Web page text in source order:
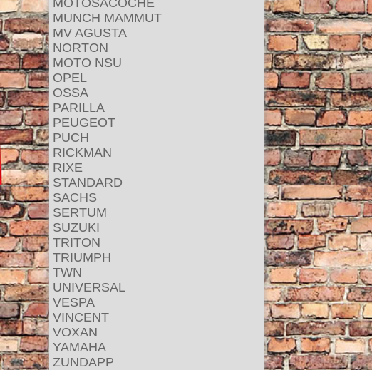
MOTOSACOCHE
MUNCH MAMMUT
MV AGUSTA
NORTON
MOTO NSU
OPEL
OSSA
PARILLA
PEUGEOT
PUCH
RICKMAN
RIXE
STANDARD
SACHS
SERTUM
SUZUKI
TRITON
TRIUMPH
TWN
UNIVERSAL
VESPA
VINCENT
VOXAN
YAMAHA
ZUNDAPP